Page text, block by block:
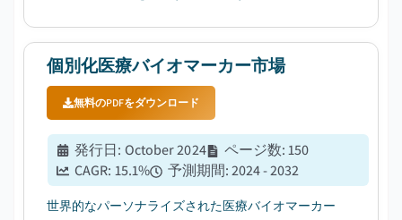
個別化医療バイオマーカー市場
無料のPDFをダウンロード
発行日: October 2024 ページ数:150
CAGR: 15.1% 予測期間:2024 - 2032
世界的なパーソナライズされた医療バイオマーカー